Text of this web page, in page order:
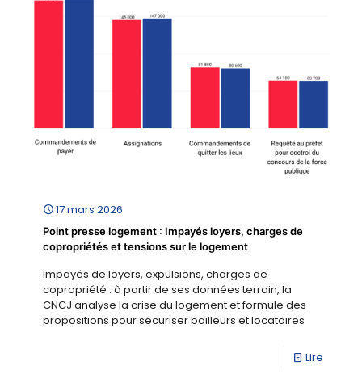
17 mars 2026
Point presse logement : Impayés loyers, charges de
copropriétés et tensions sur le logement
Impayés de loyers, expulsions, charges de
copropriété : à partir de ses données terrain, la
CNCJ analyse la crise du logement et formule des
propositions pour sécuriser bailleurs et locataires
Lire